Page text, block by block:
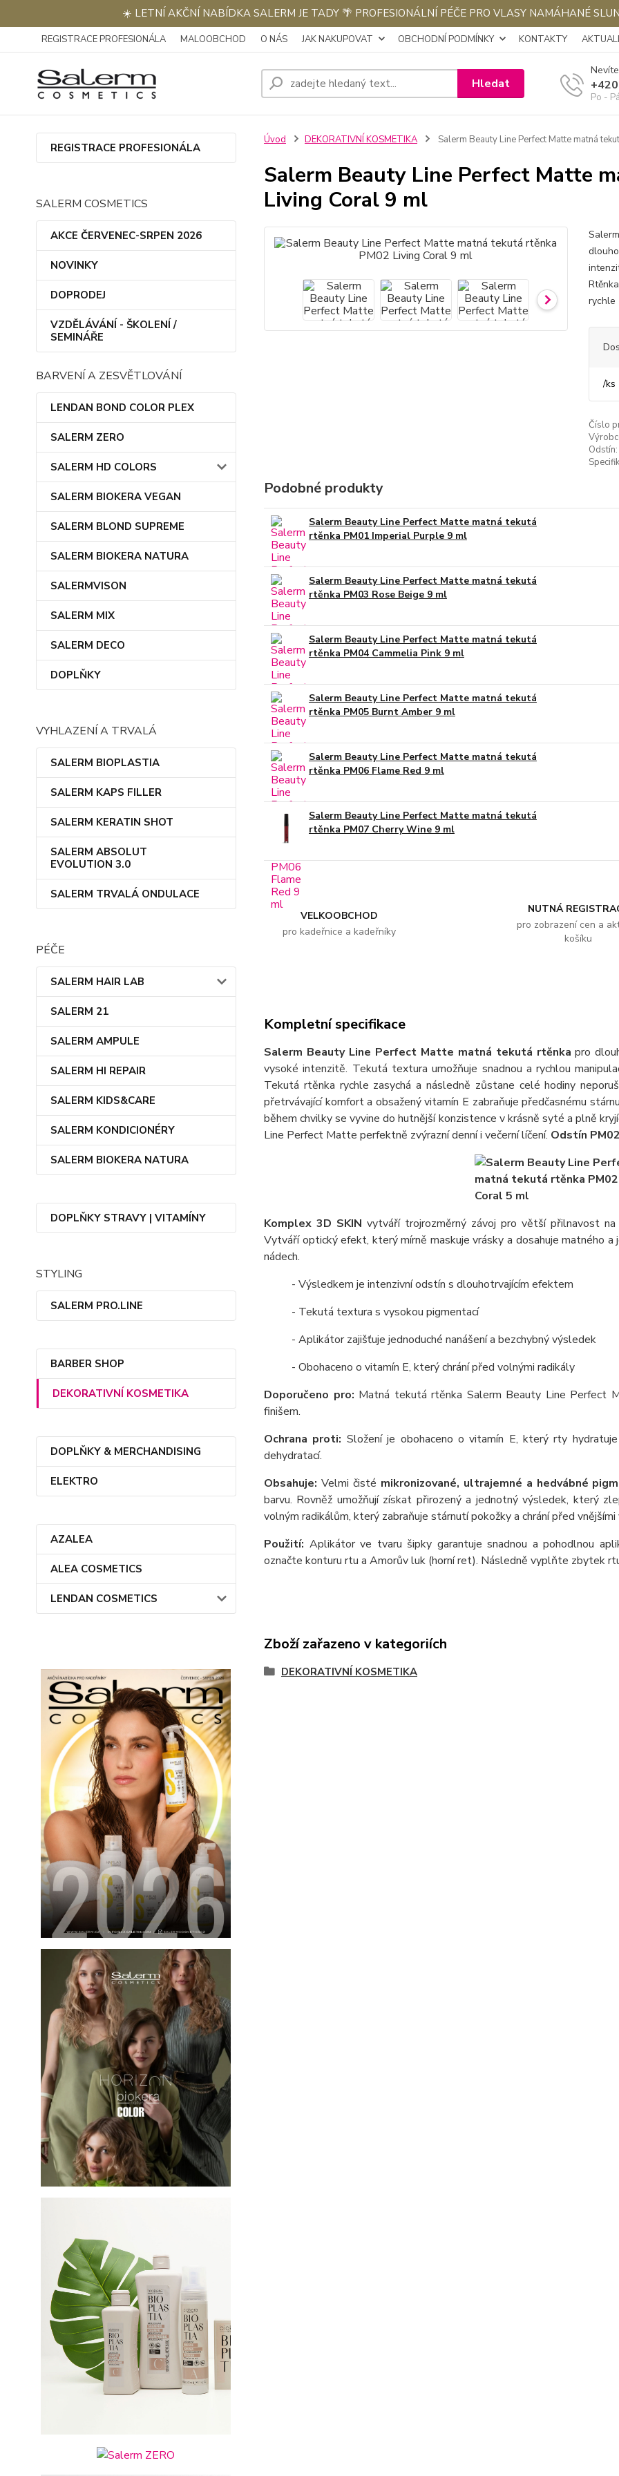
☀️ LETNÍ AKČNÍ NABÍDKA SALERM JE TADY 🌴 PROFESIONÁLNÍ PÉČE PRO VLASY NAMÁHANÉ
REGISTRACE PROFESIONÁLA MALOOBCHOD O NÁS JAK NAKUPOVAT OBCHODNÍ PODMÍNKY KONTAKTY
Hledat
Po -
REGISTRACE PROFESIONÁLA
SALERM COSMETICS
AKCE ČERVENEC-SRPEN 2026
NOVINKY
DOPRODEJ
VZDĚLÁVÁNÍ - ŠKOLENÍ /
SEMINÁŘE
BARVENÍ A ZESVĚTLOVÁNÍ
LENDAN BOND COLOR PLEX
SALERM ZERO
SALERM HD COLORS
SALERM BIOKERA VEGAN
SALERM BLOND SUPREME
SALERM BIOKERA NATURA
SALERMVISON
SALERM MIX
SALERM DECO
DOPLŇKY
VYHLAZENÍ A TRVALÁ
SALERM BIOPLASTIA
SALERM KAPS FILLER
SALERM KERATIN SHOT
SALERM ABSOLUT
EVOLUTION 3.0
SALERM TRVALÁ ONDULACE
PÉČE
SALERM HAIR LAB
SALERM 21
SALERM AMPULE
SALERM HI REPAIR
SALERM KIDS&CARE
SALERM KONDICIONÉRY
SALERM BIOKERA NATURA
DOPLŇKY STRAVY | VITAMÍNY
STYLING
SALERM PRO.LINE
BARBER SHOP
DEKORATIVNÍ KOSMETIKA
DOPLŇKY & MERCHANDISING
ELEKTRO
AZALEA
ALEA COSMETICS
LENDAN COSMETICS
Úvod DEKORATIVNÍ KOSMETIKA Salerm Beauty Line Perfect Matte matná
Salerm Beauty Line Perfect Matte
Living Coral 9 ml
rychle
/ks
Číslo
Odstín:
Podobné produkty
Salerm Beauty Line Perfect Matte matná tekutá
rtěnka PM01 Imperial Purple 9 ml
Salerm Beauty Line Perfect Matte matná tekutá
rtěnka PM03 Rose Beige 9 ml
Salerm Beauty Line Perfect Matte matná tekutá
rtěnka PM04 Cammelia Pink 9 ml
Salerm Beauty Line Perfect Matte matná tekutá
rtěnka PM05 Burnt Amber 9 ml
Salerm Beauty Line Perfect Matte matná tekutá
rtěnka PM06 Flame Red 9 ml
Salerm Beauty Line Perfect Matte matná tekutá
rtěnka PM07 Cherry Wine 9 ml
VELKOOBCHOD
pro kadeřnice a kadeřníky
NUTNÁ
pro zobrazení cen a
košíku
Kompletní specifikace
Salerm Beauty Line Perfect Matte matná tekutá rtěnka pro
vysoké intenzitě. Tekutá textura umožňuje snadnou a rychlou
Tekutá rtěnka rychle zasychá a následně zůstane celé hodiny
přetrvávající komfort a obsažený vitamín E zabraňuje předčasnému
během chvilky se vyvine do hutnější konzistence v krásně syté a plně
Line Perfect Matte perfektně zvýrazní denní i večerní líčení. Odstín
Komplex 3D SKIN vytváří trojrozměrný závoj pro větší přilnavost
Vytváří optický efekt, který mírně maskuje vrásky a dosahuje matného
nádech.
- Výsledkem je intenzivní odstín s dlouhotrvajícím efektem
- Tekutá textura s vysokou pigmentací
- Aplikátor zajišťuje jednoduché nanášení a bezchybný výsledek
- Obohaceno o vitamín E, který chrání před volnými radikály
Doporučeno pro: Matná tekutá rtěnka Salerm Beauty Line Perfect
finišem.
Ochrana proti: Složení je obohaceno o vitamín E, který rty
dehydratací.
Obsahuje: Velmi čisté mikronizované, ultrajemné a hedvábné
barvu. Rovněž umožňují získat přirozený a jednotný výsledek, který
volným radikálům, který zabraňuje stárnutí pokožky a chrání před
Použití: Aplikátor ve tvaru šipky garantuje snadnou a pohodlnou
označte konturu rtu a Amorův luk (horní ret). Následně vyplňte zbytek
Zboží zařazeno v kategoriích
DEKORATIVNÍ KOSMETIKA